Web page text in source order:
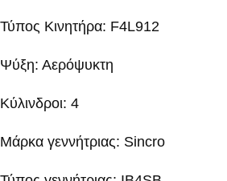
Τύπος Κινητήρα: F4L912
Ψύξη: Αερόψυκτη
Κύλινδροι: 4
Μάρκα γεννήτριας: Sincro